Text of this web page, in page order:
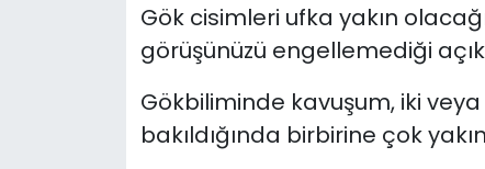
Gök cisimleri ufka yakın
görüşünüzü engellemediği
Gökbiliminde kavuşum, iki
bakıldığında birbirine çok